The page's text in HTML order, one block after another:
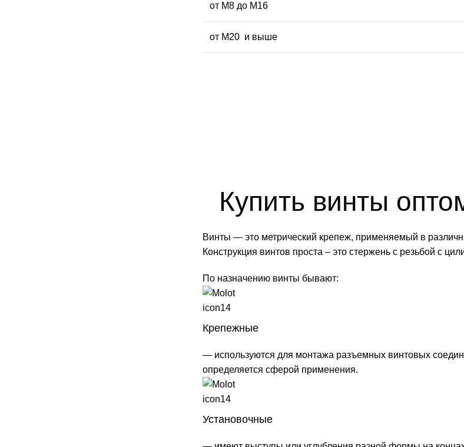
от М8 до М16
от М20 и выше
Купить винты
Винты — это метрический крепеж, применяемый в
Конструкция винтов проста – это стержень с резьбой с
По назначению винты бывают:
Крепежные
— используются для монтажа разъемных винтовых
определяется сферой применения.
Установочные